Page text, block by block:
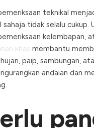
teknikal
sahaja tidak selalu
kelembapan,
khas membantu
paip, sambungan,
andaian dan